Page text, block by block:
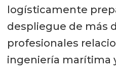
logísticamente
despliegue de más
profesionales
ingeniería marítima